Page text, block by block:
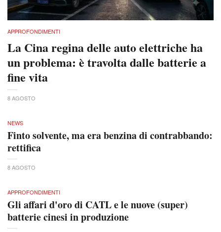
APPROFONDIMENTI
La Cina regina delle auto elettriche ha
un problema: è travolta dalle batterie a
fine vita
8 AGOSTO
NEWS
Finto solvente, ma era benzina di contrabbando:
rettifica
8 AGOSTO
APPROFONDIMENTI
Gli affari d'oro di CATL e le nuove (super)
batterie cinesi in produzione